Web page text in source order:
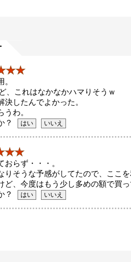
、これはなかなかハマりそうｗ
したんでよかった。
わ。
？
らず・・・。
そうな予感がしてたので、ここを
、今度はもう少し多めの額で買っ
？